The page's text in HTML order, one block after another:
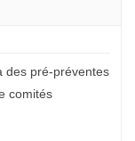
des pré-préventes
comités